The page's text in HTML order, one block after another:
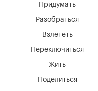
Придумать
Разобраться
Взлететь
Переключиться
Жить
Поделиться